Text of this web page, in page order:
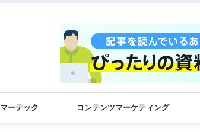
マーテック コンテンツマーケティング